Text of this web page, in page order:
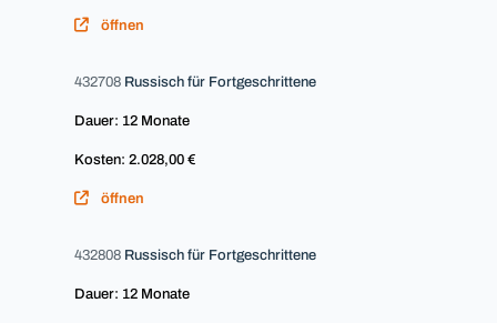
öffnen
432708 Russisch für Fortgeschrittene
Dauer: 12 Monate
Kosten: 2.028,00 €
öffnen
432808 Russisch für Fortgeschrittene
Dauer: 12 Monate